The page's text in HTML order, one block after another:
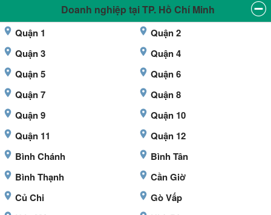
Doanh nghiệp tại TP. Hồ Chí Minh
Quận 1
Quận 2
Quận 3
Quận 4
Quận 5
Quận 6
Quận 7
Quận 8
Quận 9
Quận 10
Quận 11
Quận 12
Bình Chánh
Bình Tân
Bình Thạnh
Cần Giờ
Củ Chi
Gò Vấp